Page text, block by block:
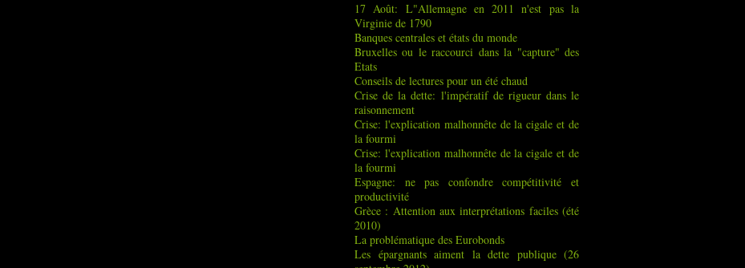
17 Août: L"Allemagne en 2011 n'est pas la
Virginie de 1790
Banques centrales et états du monde
Bruxelles ou le raccourci dans la "capture" des
Etats
Conseils de lectures pour un été chaud
Crise de la dette: l'impératif de rigueur dans le
raisonnement
Crise: l'explication malhonnête de la cigale et de
la fourmi
Crise: l'explication malhonnête de la cigale et de
la fourmi
Espagne: ne pas confondre compétitivité et
productivité
Grèce : Attention aux interprétations faciles (été
2010)
La problématique des Eurobonds
Les épargnants aiment la dette publique (26